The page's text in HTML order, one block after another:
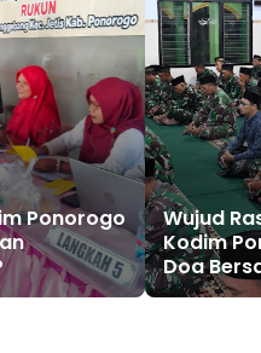
Ponorogo
Wujud
Kodim
Doa
Tahun